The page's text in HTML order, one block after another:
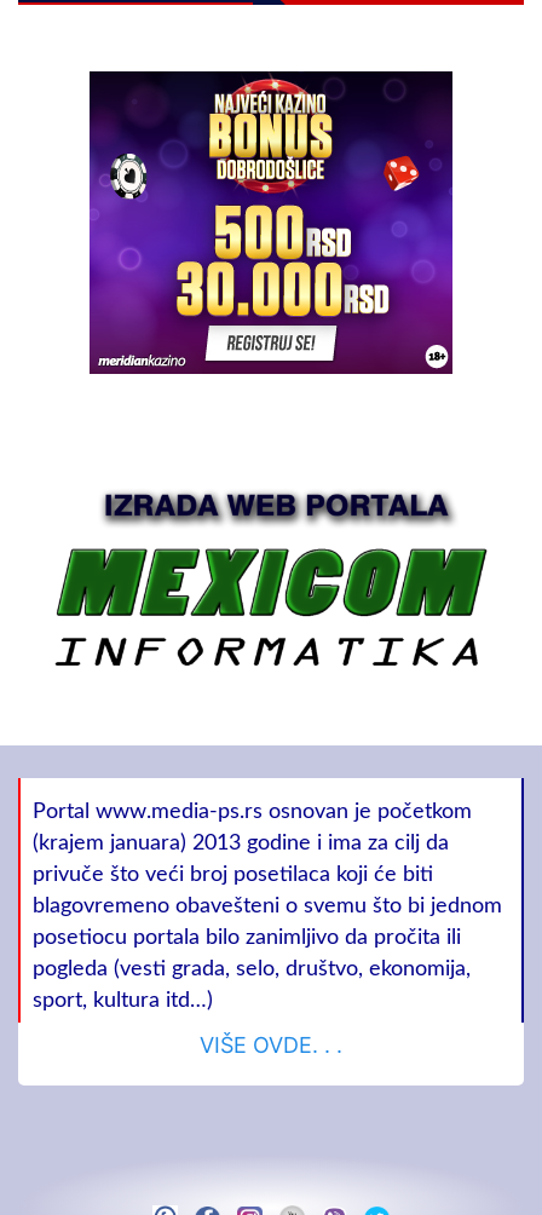
Portal www.media-ps.rs osnovan je početkom
(krajem januara) 2013 godine i ima za cilj da
privuče što veći broj posetilaca koji će biti
blagovremeno obavešteni o svemu što bi jednom
posetiocu portala bilo zanimljivo da pročita ili
pogleda (vesti grada, selo, društvo, ekonomija,
sport, kultura itd…)
VIŠE OVDE. . .